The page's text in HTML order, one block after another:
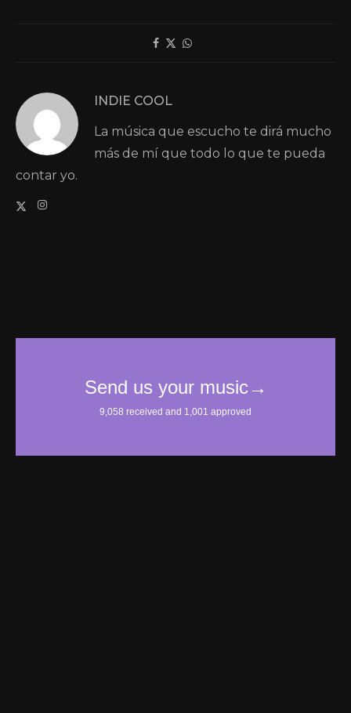
INDIE COOL
La música que escucho te dirá mucho
más de mí que todo lo que te pueda
contar yo.